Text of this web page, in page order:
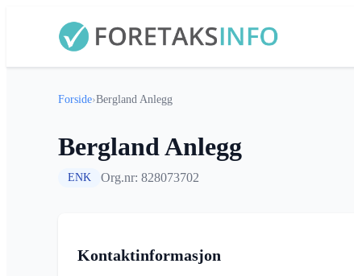
Forside›Bergland Anlegg
Bergland Anlegg
ENK Org.nr: 828073702
Kontaktinformasjon